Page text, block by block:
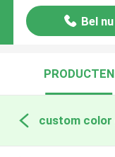
Bel nu
PRODUCTEN